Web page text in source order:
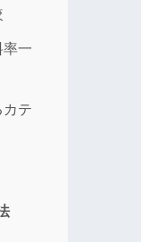
率一
カテ